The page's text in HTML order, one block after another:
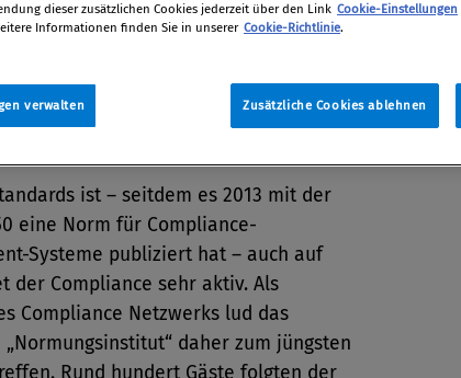
S. 47
ist – seitdem es 2013 mit der
eine Norm für Compliance-
Systeme publiziert hat – auch auf
der Compliance sehr aktiv. Als
Compliance Netzwerks lud das
daher zum jüngsten
Rund hundert Gäste folgten der
dieser zusätzlichen Cookies jederzeit über den Link Cookie-Einstellungen
Informationen finden Sie in unserer Cookie-Richtlinie.
Zusätzliche Cookies ablehnen
verwalten